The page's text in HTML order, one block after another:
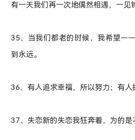
有一天我们再一次地偶然相遇，一见
35、当我们都老的时候，我希望
到永远。
36、有人追求幸福，所以努力；有人
37、失恋新的失恋我狂奔着，为的是